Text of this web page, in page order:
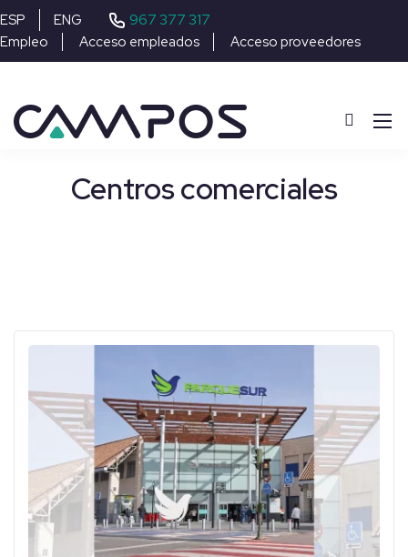
ESP ENG 967 377 317
Empleo Acceso empleados Acceso proveedores
Centros comerciales